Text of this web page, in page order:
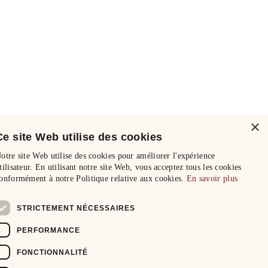
×
site Web utilise des cookies
site Web utilise des cookies pour améliorer l'expérience
En utilisant notre site Web, vous acceptez tous les cookies
à notre Politique relative aux cookies. En savoir plus
STRICTEMENT NÉCESSAIRES
PERFORMANCE
FONCTIONNALITÉ